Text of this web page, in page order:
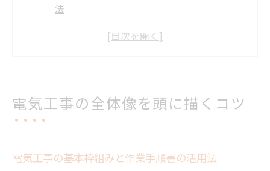
法
電気工事の流れを整理しやすくする全体把
電気工事内容を明確化するコツと現場判断
法
電気工事の全体像を頭に描くコツ
電気工事の基本枠組みと作業手順書の活用法